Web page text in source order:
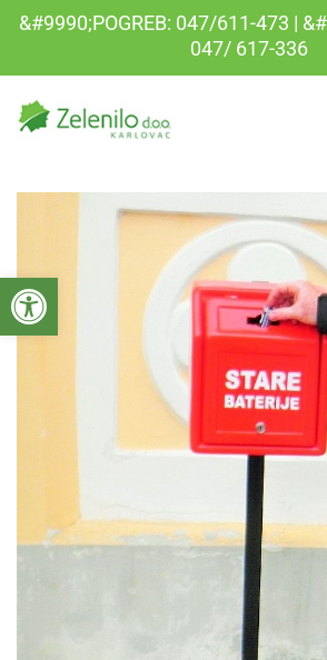
Open toolbar
&#9990;POGREB: 047/611-473 |
047/ 617-336